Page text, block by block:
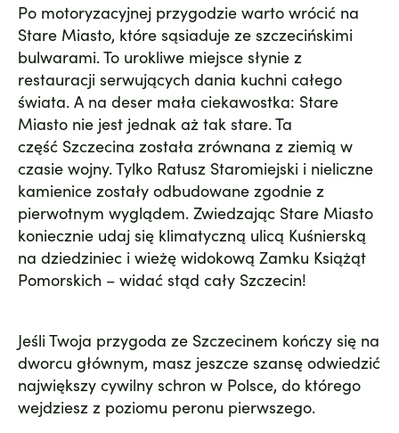
Po motoryzacyjnej przygodzie warto wrócić na
Stare Miasto, które sąsiaduje ze szczecińskimi
bulwarami. To urokliwe miejsce słynie z
restauracji serwujących dania kuchni całego
świata. A na deser mała ciekawostka: Stare
Miasto nie jest jednak aż tak stare. Ta
część Szczecina została zrównana z ziemią w
czasie wojny. Tylko Ratusz Staromiejski i nieliczne
kamienice zostały odbudowane zgodnie z
pierwotnym wyglądem. Zwiedzając Stare Miasto
koniecznie udaj się klimatyczną ulicą Kuśnierską
na dziedziniec i wieżę widokową Zamku Książąt
Pomorskich – widać stąd cały Szczecin!
Jeśli Twoja przygoda ze Szczecinem kończy się na
dworcu głównym, masz jeszcze szansę odwiedzić
największy cywilny schron w Polsce, do którego
wejdziesz z poziomu peronu pierwszego.